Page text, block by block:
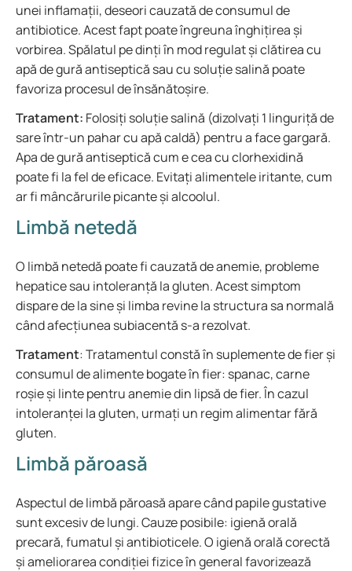
unei inflamații, deseori cauzată de consumul de
antibiotice. Acest fapt poate îngreuna înghițirea și
vorbirea. Spălatul pe dinți în mod regulat și clătirea cu
apă de gură antiseptică sau cu soluție salină poate
favoriza procesul de însănătoșire.
Tratament: Folosiți soluție salină (dizolvați 1 linguriță de
sare într-un pahar cu apă caldă) pentru a face gargară.
Apa de gură antiseptică cum e cea cu clorhexidină
poate fi la fel de eficace. Evitați alimentele iritante, cum
ar fi mâncărurile picante și alcoolul.
Limbă netedă
O limbă netedă poate fi cauzată de anemie, probleme
hepatice sau intoleranță la gluten. Acest simptom
dispare de la sine și limba revine la structura sa normală
când afecțiunea subiacentă s-a rezolvat.
Tratament: Tratamentul constă în suplemente de fier și
consumul de alimente bogate în fier: spanac, carne
roșie și linte pentru anemie din lipsă de fier. În cazul
intoleranței la gluten, urmați un regim alimentar fără
gluten.
Limbă păroasă
Aspectul de limbă păroasă apare când papile gustative
sunt excesiv de lungi. Cauze posibile: igienă orală
precară, fumatul și antibioticele. O igienă orală corectă
și ameliorarea condiției fizice în general favorizează